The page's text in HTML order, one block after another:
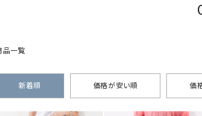
ニット
品一覧
新着順 価格が安い順 価